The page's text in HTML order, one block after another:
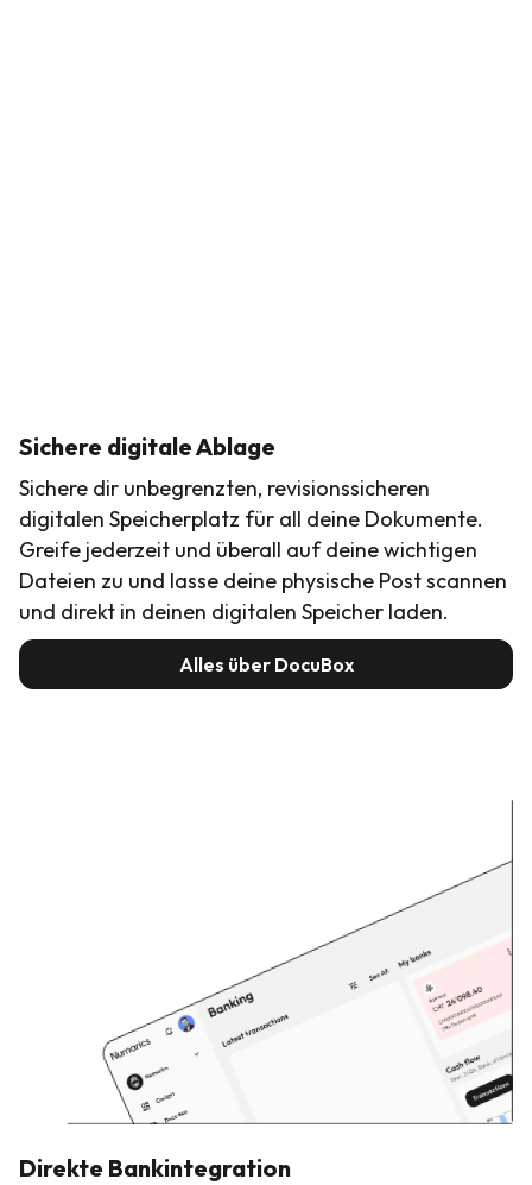
Sichere digitale Ablage
Sichere dir unbegrenzten, revisionssicheren
digitalen Speicherplatz für all deine Dokumente.
Greife jederzeit und überall auf deine wichtigen
Dateien zu und lasse deine physische Post scannen
und direkt in deinen digitalen Speicher laden.
Alles über DocuBox
Direkte Bankintegration